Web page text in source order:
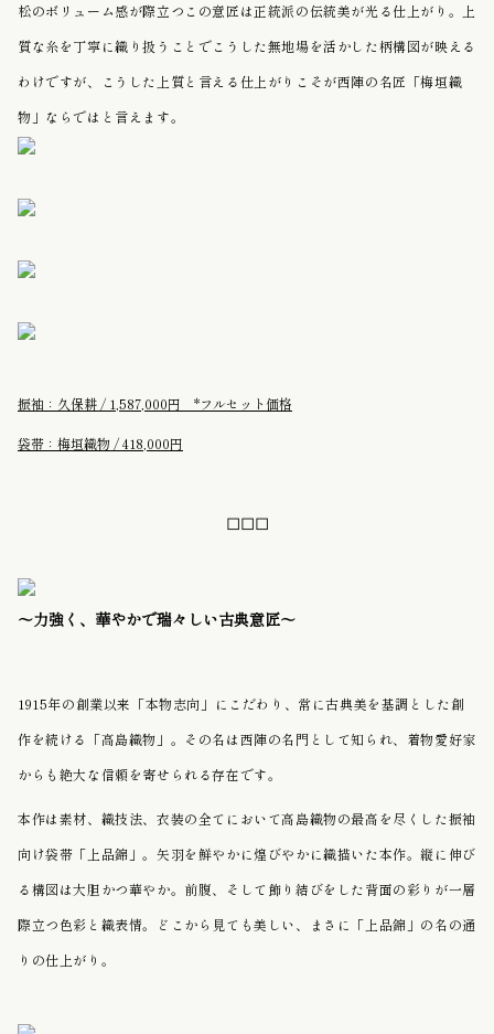
松のボリューム感が際立つこの意匠は正統派の伝統美が光る仕上がり。上
質な糸を丁寧に織り扱うことでこうした無地場を活かした柄構図が映える
わけですが、こうした上質と言える仕上がりこそが西陣の名匠「梅垣織
物」ならではと言えます。
振袖：久保耕 / 1,587,000円 *フルセット価格
袋帯：梅垣織物 / 418,000円
◻︎◻︎◻︎
〜力強く、華やかで瑞々しい古典意匠〜
1915年の創業以来「本物志向」にこだわり、常に古典美を基調とした創
作を続ける「高島織物」。その名は西陣の名門として知られ、着物愛好家
からも絶大な信頼を寄せられる存在です。
本作は素材、織技法、衣装の全てにおいて高島織物の最高を尽くした振袖
向け袋帯「上品錦」。矢羽を鮮やかに煌びやかに織描いた本作。縦に伸び
る構図は大胆かつ華やか。前腹、そして飾り結びをした背面の彩りが一層
際立つ色彩と織表情。どこから見ても美しい、まさに「上品錦」の名の通
りの仕上がり。